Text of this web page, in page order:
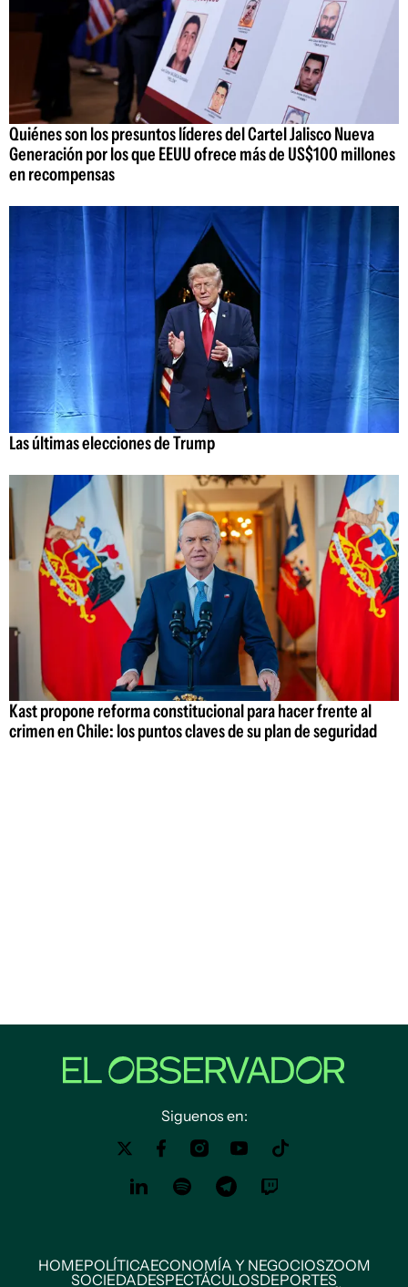
Quiénes son los presuntos líderes del Cartel Jalisco Nueva
Generación por los que EEUU ofrece más de US$100 millones
en recompensas
Las últimas elecciones de Trump
Kast propone reforma constitucional para hacer frente al
crimen en Chile: los puntos claves de su plan de seguridad
Siguenos en:
HOMEPOLÍTICAECONOMÍA Y NEGOCIOSZOOM
SOCIEDADESPECTÁCULOSDEPORTES